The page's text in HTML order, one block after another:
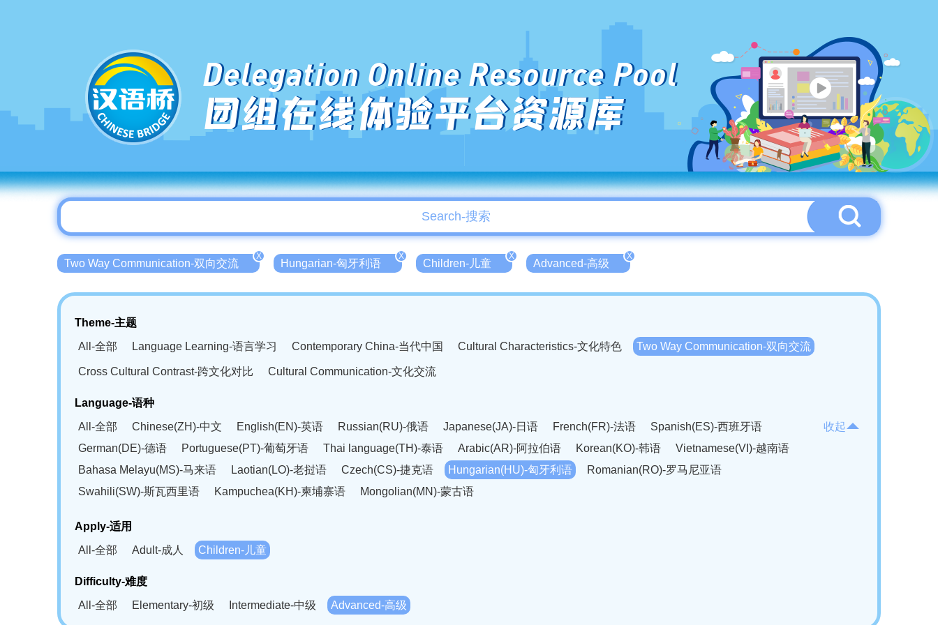
Delegation Online Resource Pool
团组在线体验平台资源库
Two Way Communication-双向交流
X
Hungarian-匈牙利语
X
Children-儿童
X
Advanced-高级
X
Theme-主题
All-全部
Language Learning-语言学习 Contemporary China-当代中国 Cultural Characteristics-文化特色 Two Way Communication-双向交流
Cross Cultural Contrast-跨文化对比 Cultural Communication-文化交流
Language-语种
All-全部
Chinese(ZH)-中文 English(EN)-英语 Russian(RU)-俄语 Japanese(JA)-日语 French(FR)-法语
Spanish(ES)-西班牙语
German(DE)-德语
Portuguese(PT)-葡萄牙语 Thai language(TH)-泰语 Arabic(AR)-阿拉伯语 Korean(KO)-韩语
Vietnamese(VI)-越南语
Bahasa Melayu(MS)-马来语
Laotian(LO)-老挝语 Czech(CS)-捷克语 Hungarian(HU)-匈牙利语
Romanian(RO)-罗马尼亚语
Swahili(SW)-斯瓦西里语
Kampuchea(KH)-柬埔寨语 Mongolian(MN)-蒙古语
收起
Apply-适用
All-全部
Adult-成人 Children-儿童
Difficulty-难度
All-全部
Elementary-初级 Intermediate-中级 Advanced-高级